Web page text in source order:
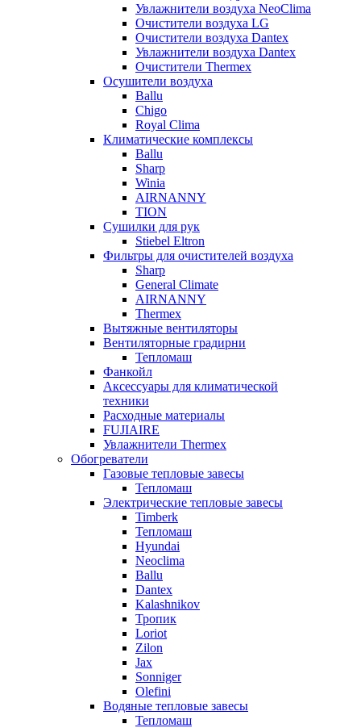
Увлажнители воздуха NeoClima
Очистители воздуха LG
Очистители воздуха Dantex
Увлажнители воздуха Dantex
Очистители Thermex
Осушители воздуха
Ballu
Chigo
Royal Clima
Климатические комплексы
Ballu
Sharp
Winia
AIRNANNY
TION
Сушилки для рук
Stiebel Eltron
Фильтры для очистителей воздуха
Sharp
General Climate
AIRNANNY
Thermex
Вытяжные вентиляторы
Вентиляторные градирни
Тепломаш
Фанкойл
Аксессуары для климатической
техники
Расходные материалы
FUJIAIRE
Увлажнители Thermex
Обогреватели
Газовые тепловые завесы
Тепломаш
Электрические тепловые завесы
Timberk
Тепломаш
Hyundai
Neoclima
Ballu
Dantex
Kalashnikov
Тропик
Loriot
Zilon
Jax
Sonniger
Olefini
Водяные тепловые завесы
Тепломаш